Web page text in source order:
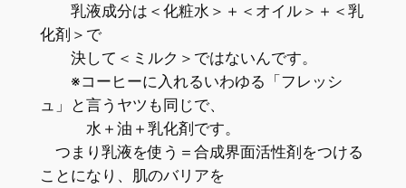
乳液成分は＜化粧水＞＋＜オイル＞＋＜乳
化剤＞で
決して＜ミルク＞ではないんです。
※コーヒーに入れるいわゆる「フレッシ
ュ」と言うヤツも同じで、
水＋油＋乳化剤です。
つまり乳液を使う＝合成界面活性剤をつける
ことになり、肌のバリアを